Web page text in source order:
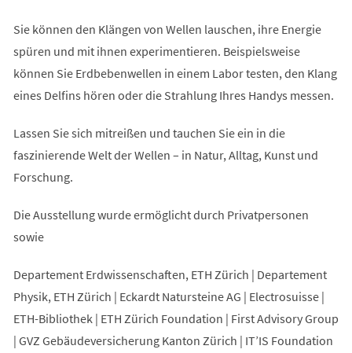
Sie können den Klängen von Wellen lauschen, ihre Energie
spüren und mit ihnen experimentieren. Beispielsweise
können Sie Erdbebenwellen in einem Labor testen, den Klang
eines Delfins hören oder die Strahlung Ihres Handys messen.
Lassen Sie sich mitreißen und tauchen Sie ein in die
faszinierende Welt der Wellen – in Natur, Alltag, Kunst und
Forschung.
Die Ausstellung wurde ermöglicht durch Privatpersonen
sowie
Departement Erdwissenschaften, ETH Zürich | Departement
Physik, ETH Zürich | Eckardt Natursteine AG | Electrosuisse |
ETH-Bibliothek | ETH Zürich Foundation | First Advisory Group
| GVZ Gebäudeversicherung Kanton Zürich | IT’IS Foundation